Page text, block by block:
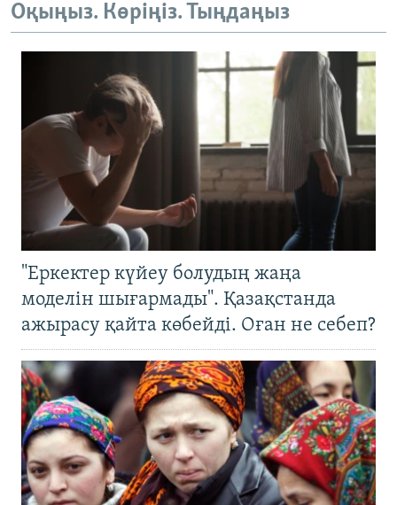
Оқыңыз. Көріңіз. Тыңдаңыз
"Еркектер күйеу болудың жаңа
моделін шығармады". Қазақстанда
ажырасу қайта көбейді. Оған не себеп?